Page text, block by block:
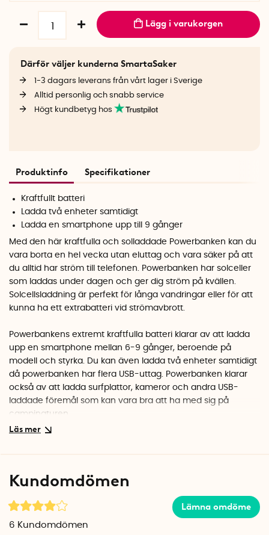
Lägg i varukorgen
Därför väljer kunderna SmartaSaker
1-3 dagars leverans från vårt lager i Sverige
Alltid personlig och snabb service
Högt kundbetyg hos
Produktinfo Specifikationer
Kraftfullt batteri
Ladda två enheter samtidigt
Ladda en smartphone upp till 9 gånger
Med den här kraftfulla och solladdade Powerbanken kan du
vara borta en hel vecka utan eluttag och vara säker på att
du alltid har ström till telefonen. Powerbanken har solceller
som laddas under dagen och ger dig ström på kvällen.
Solcellsladdning är perfekt för långa vandringar eller för att
kunna ha ett extrabatteri vid strömavbrott.
Powerbankens extremt kraftfulla batteri klarar av att ladda
upp en smartphone mellan 6-9 gånger, beroende på
modell och styrka. Du kan även ladda två enheter samtidigt
då powerbanken har flera USB-uttag. Powerbanken klarar
också av att ladda surfplattor, kameror och andra USB-
laddade föremål som kan vara bra att ha med sig på
campingturen.
vädertålig (IP67) och klarar av att utsättas för regn, sand
Solcellspanelen laddar Powerbanken under dagen (6-8
Kundomdömen
Lämna omdöme
6 Kundomdömen